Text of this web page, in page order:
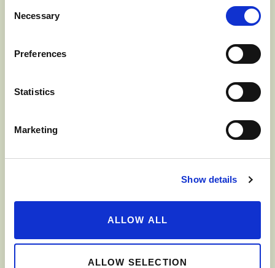
Selection
Necessary
Preferences
Statistics
Marketing
Show details
ALLOW ALL
ALLOW SELECTION